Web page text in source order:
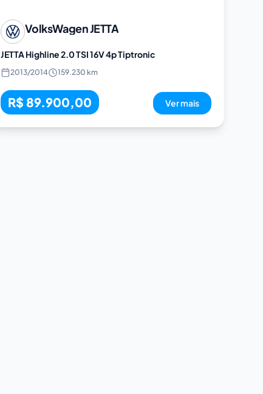
VolksWagenJETTA
JETTA Highline 2.0 TSI 16V 4p Tiptronic
2013/2014 159.230 km
R$ 89.900,00 Ver mais